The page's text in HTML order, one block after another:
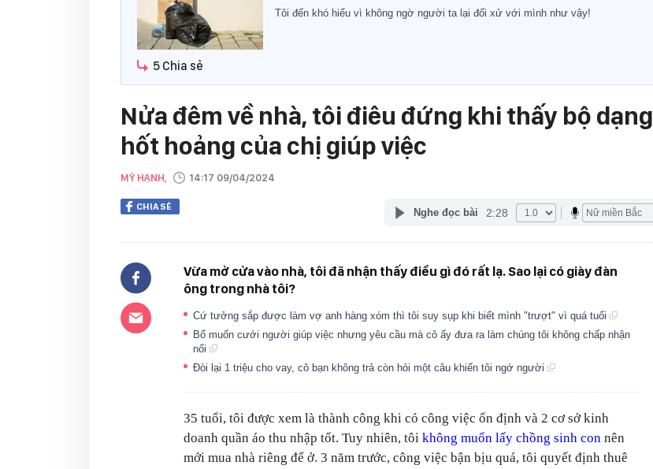
Tôi đến khó hiểu vì không ngờ người ta lại đối xử với mình như vậy!
5 Chia sẻ
Nửa đêm về nhà, tôi điêu đứng khi thấy bộ dạng
hốt hoảng của chị giúp việc
MỸ HẠNH, 14:17 09/04/2024
CHIA SẺ Nghe đọc bài 2:28
Vừa mở cửa vào nhà, tôi đã nhận thấy điều gì đó rất lạ. Sao lại có giày đàn
ông trong nhà tôi?
Cứ tưởng sắp được làm vợ anh hàng xóm thì tôi suy sụp khi biết mình "trượt" vì quá tuổi
Bố muốn cưới người giúp việc nhưng yêu cầu mà cô ấy đưa ra làm chúng tôi không chấp nhận
nổi
Đòi lại 1 triệu cho vay, cô bạn không trả còn hỏi một câu khiến tôi ngớ người
35 tuổi, tôi được xem là thành công khi có công việc ổn định và 2 cơ sở kinh
doanh quần áo thu nhập tốt. Tuy nhiên, tôi không muốn lấy chồng sinh con nên
mới mua nhà riêng để ở. 3 năm trước, công việc bận bịu quá, tôi quyết định thuê